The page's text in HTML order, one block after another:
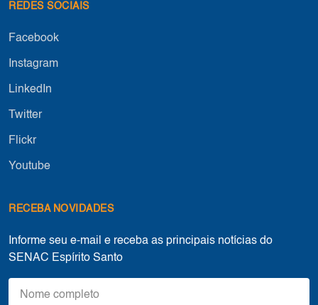
REDES SOCIAIS
Facebook
Instagram
LinkedIn
Twitter
Flickr
Youtube
RECEBA NOVIDADES
Informe seu e-mail e receba as principais notícias do
SENAC Espírito Santo